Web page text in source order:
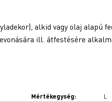
alkid vagy olaj alapú
ill. átfestésére
Mértékegység: L